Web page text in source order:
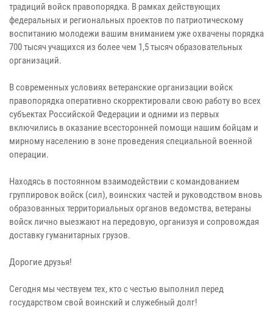
традиций войск правопорядка. В рамках действующих
федеральных и региональных проектов по патриотическому
воспитанию молодежи вашим вниманием уже охвачены порядка
700 тысяч учащихся из более чем 1,5 тысяч образовательных
организаций.
В современных условиях ветеранские организации войск
правопорядка оперативно скорректировали свою работу во всех
субъектах Российской Федерации и одними из первых
включились в оказание всесторонней помощи нашим бойцам и
мирному населению в зоне проведения специальной военной
операции.
Находясь в постоянном взаимодействии с командованием
группировок войск (сил), воинских частей и руководством вновь
образованных территориальных органов ведомства, ветераны
войск лично выезжают на передовую, организуя и сопровождая
доставку гуманитарных грузов.
Дорогие друзья!
Сегодня мы чествуем тех, кто с честью выполнил перед
государством свой воинский и служебный долг!